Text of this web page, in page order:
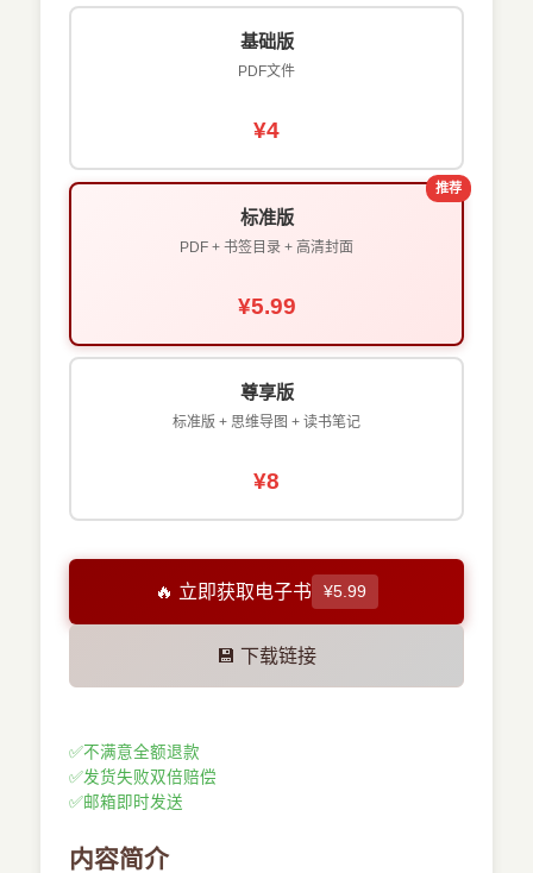
基础版
PDF文件
¥4
推荐
标准版
PDF + 书签目录 + 高清封面
¥5.99
尊享版
标准版 + 思维导图 + 读书笔记
¥8
🔥 立即获取电子书 ¥5.99
💾 下载链接
✅不满意全额退款
✅发货失败双倍赔偿
✅邮箱即时发送
内容简介